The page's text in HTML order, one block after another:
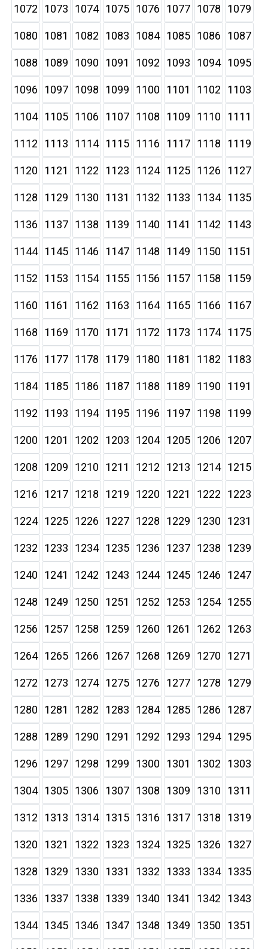
1072 1073 1074 1075 1076 1077 1078 1079
1080 1081 1082 1083 1084 1085 1086 1087
1088 1089 1090 1091 1092 1093 1094 1095
1096 1097 1098 1099 1100 1101 1102 1103
1104 1105 1106 1107 1108 1109 1110 1111
1112 1113 1114 1115 1116 1117 1118 1119
1120 1121 1122 1123 1124 1125 1126 1127
1128 1129 1130 1131 1132 1133 1134 1135
1136 1137 1138 1139 1140 1141 1142 1143
1144 1145 1146 1147 1148 1149 1150 1151
1152 1153 1154 1155 1156 1157 1158 1159
1160 1161 1162 1163 1164 1165 1166 1167
1168 1169 1170 1171 1172 1173 1174 1175
1176 1177 1178 1179 1180 1181 1182 1183
1184 1185 1186 1187 1188 1189 1190 1191
1192 1193 1194 1195 1196 1197 1198 1199
1200 1201 1202 1203 1204 1205 1206 1207
1208 1209 1210 1211 1212 1213 1214 1215
1216 1217 1218 1219 1220 1221 1222 1223
1224 1225 1226 1227 1228 1229 1230 1231
1232 1233 1234 1235 1236 1237 1238 1239
1240 1241 1242 1243 1244 1245 1246 1247
1248 1249 1250 1251 1252 1253 1254 1255
1256 1257 1258 1259 1260 1261 1262 1263
1264 1265 1266 1267 1268 1269 1270 1271
1272 1273 1274 1275 1276 1277 1278 1279
1280 1281 1282 1283 1284 1285 1286 1287
1288 1289 1290 1291 1292 1293 1294 1295
1296 1297 1298 1299 1300 1301 1302 1303
1304 1305 1306 1307 1308 1309 1310 1311
1312 1313 1314 1315 1316 1317 1318 1319
1320 1321 1322 1323 1324 1325 1326 1327
1328 1329 1330 1331 1332 1333 1334 1335
1336 1337 1338 1339 1340 1341 1342 1343
1344 1345 1346 1347 1348 1349 1350 1351